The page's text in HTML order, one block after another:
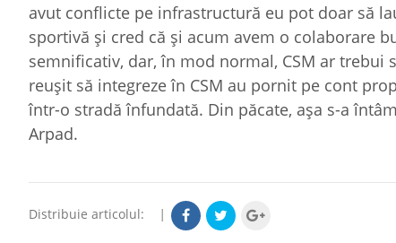
avut conflicte pe infrastructură eu pot doar să
sportivă şi cred că şi acum avem o colaborare
semnificativ, dar, în mod normal, CSM ar
reuşit să integreze în CSM au pornit pe cont
într-o stradă înfundată. Din păcate, aşa s-a
Arpad.
Distribuie articolul: |